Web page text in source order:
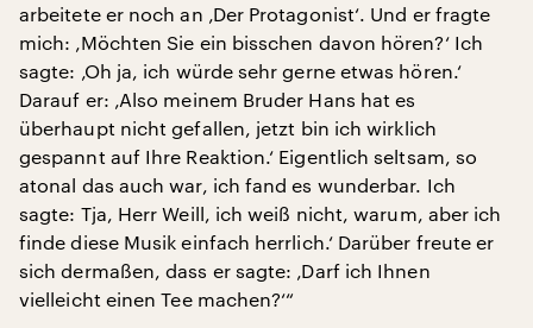
arbeitete er noch an ‚Der Protagonist‘. Und er fragte
mich: ‚Möchten Sie ein bisschen davon hören?‘ Ich
sagte: ‚Oh ja, ich würde sehr gerne etwas hören.‘
Darauf er: ‚Also meinem Bruder Hans hat es
überhaupt nicht gefallen, jetzt bin ich wirklich
gespannt auf Ihre Reaktion.‘ Eigentlich seltsam, so
atonal das auch war, ich fand es wunderbar. Ich
sagte: Tja, Herr Weill, ich weiß nicht, warum, aber ich
finde diese Musik einfach herrlich.‘ Darüber freute er
sich dermaßen, dass er sagte: ‚Darf ich Ihnen
vielleicht einen Tee machen?‘“